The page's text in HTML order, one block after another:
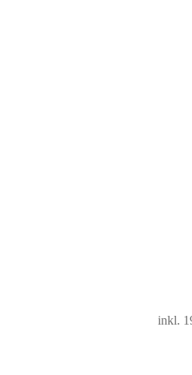
inkl.